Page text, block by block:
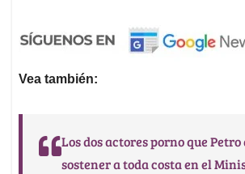
Vea también:
Los dos actores porno que
sostener a toda costa en el